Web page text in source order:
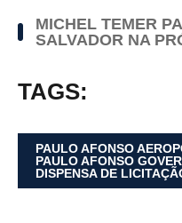
MICHEL TEMER
SALVADOR NA
TAGS:
PAULO AFONSO
PAULO AFONSO
DISPENSA DE